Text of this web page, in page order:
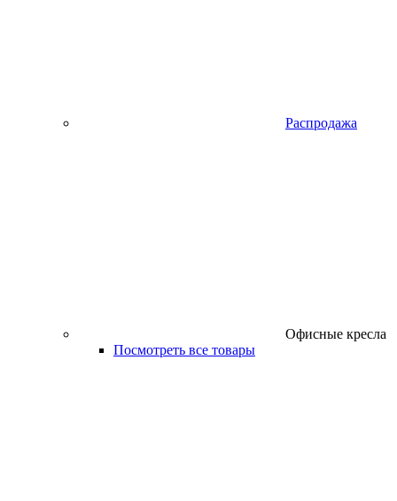
Распродажа
Офисные кресла
Посмотреть все товары